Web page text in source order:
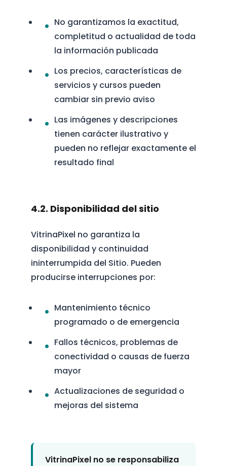
No garantizamos la exactitud,
completitud o actualidad de toda
la información publicada
Los precios, características de
servicios y cursos pueden
cambiar sin previo aviso
Las imágenes y descripciones
tienen carácter ilustrativo y
pueden no reflejar exactamente el
resultado final
4.2. Disponibilidad del sitio
VitrinaPixel no garantiza la
disponibilidad y continuidad
ininterrumpida del Sitio. Pueden
producirse interrupciones por:
Mantenimiento técnico
programado o de emergencia
Fallos técnicos, problemas de
conectividad o causas de fuerza
mayor
Actualizaciones de seguridad o
mejoras del sistema
VitrinaPixel no se responsabiliza